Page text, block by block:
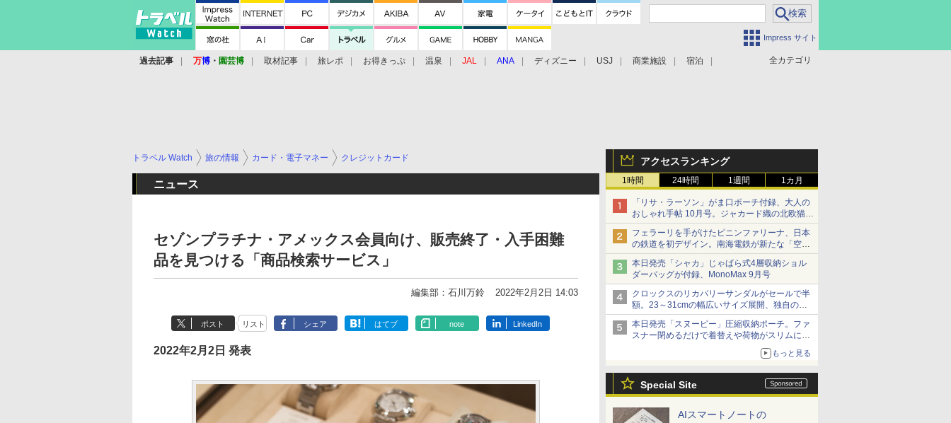
Impress サイト
全カテゴリ
過去記事 万博 ・ 園芸博 取材記事 旅レポ お得きっぷ 温泉 JAL ANA ディズニー USJ 商業施設 宿泊
アクセスランキング
1時間 24時間 1週間 1カ月
「リサ・ラーソン」がま口ポーチ付録、大人の
おしゃれ手帖 10月号。ジャカード織の北欧猫デ
ザイン
フェラーリを手がけたピニンファリーナ、日本
の鉄道を初デザイン。南海電鉄が新たな「空港
特急」をなにわ筋線へ導入
本日発売「シャカ」じゃばら式4層収納ショル
ダーバッグが付録、MonoMax 9月号
クロックスのリカバリーサンダルがセールで半
額。23～31cmの幅広いサイズ展開、独自のク
ッション素材を採用
本日発売「スヌーピー」圧縮収納ポーチ。ファ
スナー閉めるだけで着替えや荷物がスリムにま
もっと見る
Special Site
AIスマートノートの
トラベル Watch 旅の情報 カード・電子マネー クレジットカード
ニュース
セゾンプラチナ・アメックス会員向け、販売終了・入手困難
品を見つける「商品検索サービス」
編集部：石川万鈴 2022年2月2日 14:03
ポスト リスト シェア はてブ note LinkedIn
2022年2月2日 発表